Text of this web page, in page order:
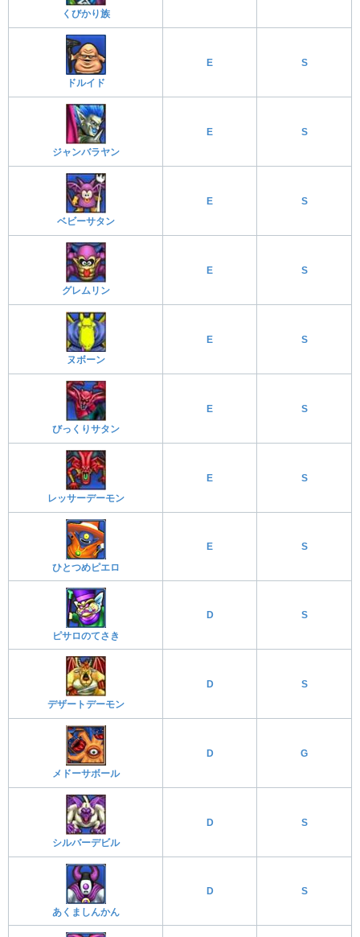
くびかり族
ドルイド
E S
ジャンバラヤン
E S
ベビーサタン
E S
グレムリン
E S
ヌボーン
E S
びっくりサタン
E S
レッサーデーモン
E S
ひとつめピエロ
E S
ピサロのてさき
D S
デザートデーモン
D S
メドーサボール
D G
シルバーデビル
D S
あくましんかん
D S